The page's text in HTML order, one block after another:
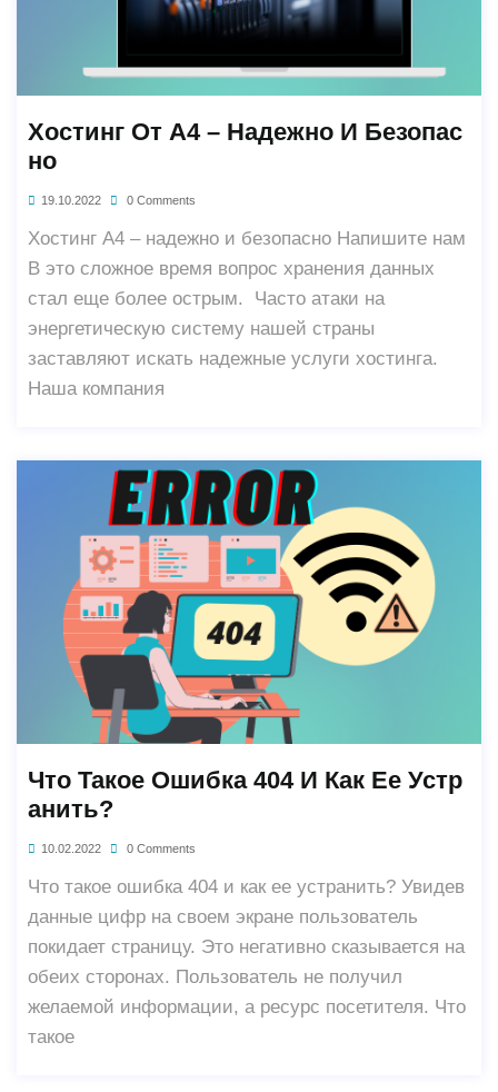
Хостинг От А4 – Надежно И Безопас
Но
19.10.2022 0 Comments
Хостинг А4 – надежно и безопасно Напишите нам
В это сложное время вопрос хранения данных
стал еще более острым. Часто атаки на
энергетическую систему нашей страны
заставляют искать надежные услуги хостинга.
Наша компания
Что Такое Ошибка 404 И Как Ее Устр
Анить?
10.02.2022 0 Comments
Что такое ошибка 404 и как ее устранить? Увидев
данные цифр на своем экране пользователь
покидает страницу. Это негативно сказывается на
обеих сторонах. Пользователь не получил
желаемой информации, а ресурс посетителя. Что
такое